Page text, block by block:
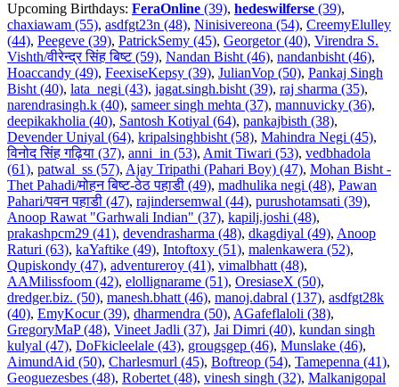
Upcoming Birthdays: FeraOnline (39), hedeswilferse (39),
chaxiawam (55), asdfgt23n (48), Ninisivereona (54), CreemyElulley
(44), Peegeve (39), PatrickSemy (45), Georgetor (40), Virendra S.
Vishth/वीरेन्द्र सिंह बिष्ट (59), Nandan Bisht (46), nandanbisht (46),
Hoaccandy (49), FeexiseKepsy (39), JulianVop (50), Pankaj Singh
Bisht (40), lata_negi (43), jagat.singh.bisht (39), raj sharma (35),
narendrasingh.k (40), sameer singh mehta (37), mannuvicky (36),
deepikakholia (40), Santosh Kotiyal (64), pankajbisth (38),
Devender Uniyal (64), kripalsinghbisht (58), Mahindra Negi (45),
विनोद सिंह गढ़िया (37), anni_in (53), Amit Tiwari (53), vedbhadola
(61), patwal_ss (57), Ajay Tripathi (Pahari Boy) (47), Mohan Bisht -
Thet Pahadi/मोहन बिष्ट-ठेठ पहाडी (49), madhulika negi (48), Pawan
Pahari/पवन पहाडी (47), rajindersemwal (44), purushotamsati (39),
Anoop Rawat "Garhwali Indian" (37), kapilj.joshi (48),
prakashpcm29 (41), devendrasharma (48), dkagdiyal (49), Anoop
Raturi (63), kaYaftike (49), Intoftoxy (51), malenkawera (52),
Qupiskondy (47), adventureroy (41), vimalbhatt (48),
AAMilissfoom (42), elollignarame (51), OresiaseX (50),
dredger.biz. (50), manesh.bhatt (46), manoj.dabral (137), asdfgt28k
(40), EmyKocur (39), dharmendra (50), AGafeflaloli (38),
GregoryMaP (48), Vineet Jadli (37), Jai Dimri (40), kundan singh
kulyal (47), DoFkicleelale (43), grougsgep (46), Munslake (46),
AimundAid (50), Charlesmurl (45), Boftreop (54), Tamepenna (41),
Geoguezesbes (48), Robertet (48), vinesh singh (32), Malkanigopal